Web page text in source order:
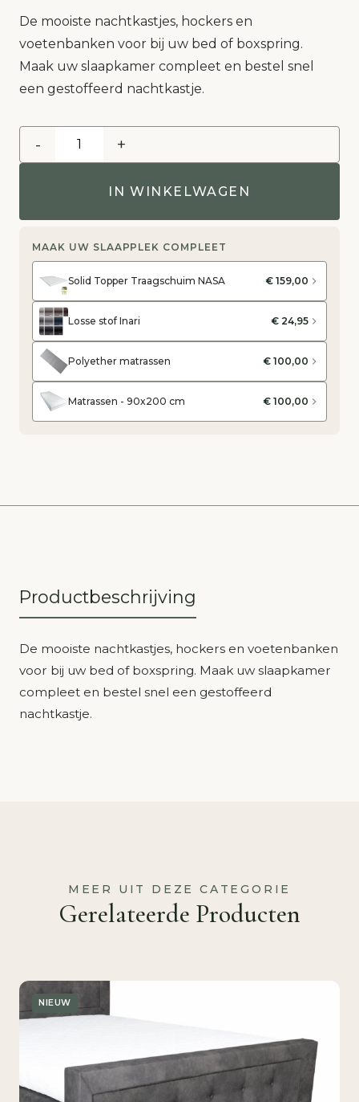
De mooiste nachtkastjes, hockers en
voetenbanken voor bij uw bed of boxspring.
Maak uw slaapkamer compleet en bestel snel
een gestoffeerd nachtkastje.
- +
IN WINKELWAGEN
MAAK UW SLAAPPLEK COMPLEET
Solid Topper Traagschuim NASA € 159,00
Losse stof Inari € 24,95
Polyether matrassen € 100,00
Matrassen - 90x200 cm € 100,00
Productbeschrijving
De mooiste nachtkastjes, hockers en voetenbanken
voor bij uw bed of boxspring. Maak uw slaapkamer
compleet en bestel snel een gestoffeerd
nachtkastje.
MEER UIT DEZE CATEGORIE
Gerelateerde Producten
NIEUW